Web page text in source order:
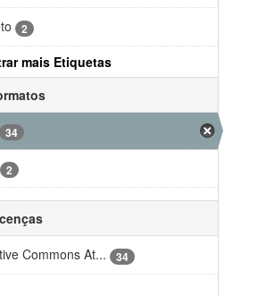
2
mais Etiquetas
34
2
Commons At...
34